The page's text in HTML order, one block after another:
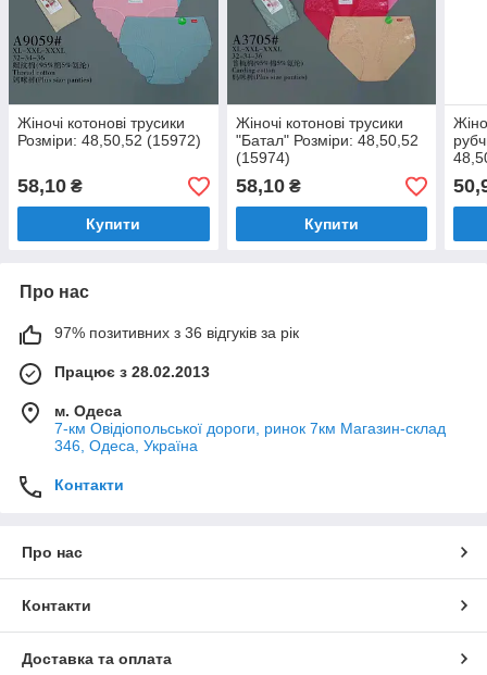
Жіночі котонові трусики
Розміри: 48,50,52 (15972)
58,10 ₴
Купити
Жіночі котонові трусики
"Батал" Розміри: 48,50,52
(15974)
58,10₴
Купити
Про нас
97% позитивних з 36 відгуків за рік
Працює з 28.02.2013
м. Одеса
7-км Овідіопольської дороги, ринок 7км Магазин-склад
346, Одеса, Україна
Контакти
Про нас
Контакти
Доставка та оплата